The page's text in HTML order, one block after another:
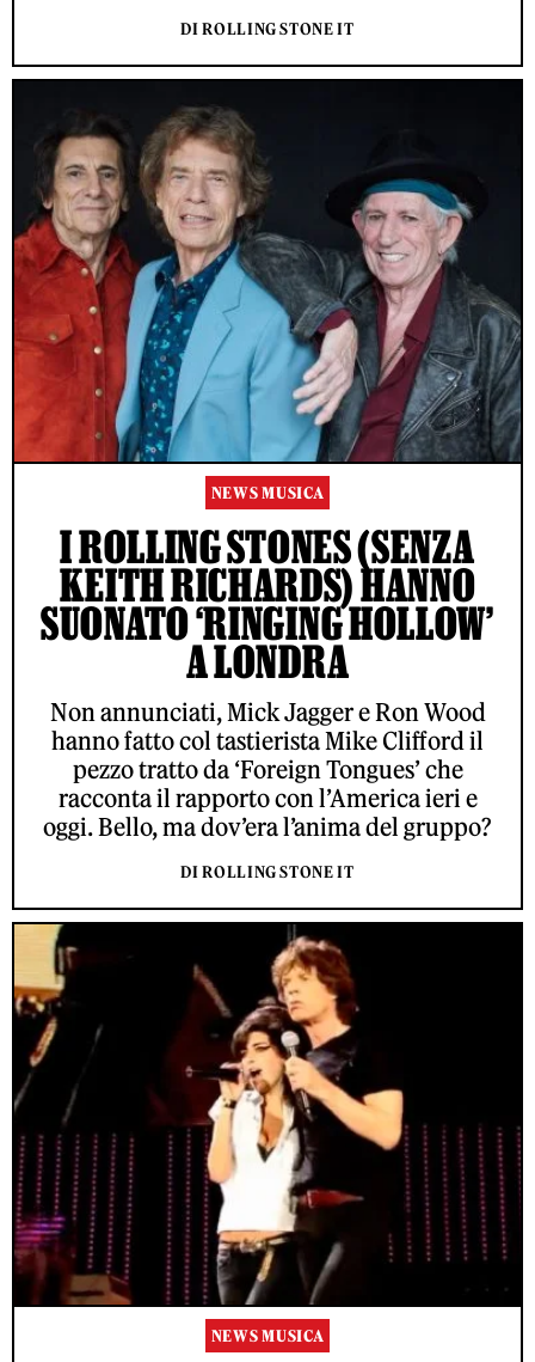
DI ROLLING STONE IT
NEWS MUSICA
I ROLLING STONES (SENZA
KEITH RICHARDS) HANNO
SUONATO ‘RINGING HOLLOW’
A LONDRA
Non annunciati, Mick Jagger e Ron Wood
hanno fatto col tastierista Mike Clifford il
pezzo tratto da ‘Foreign Tongues’ che
racconta il rapporto con l’America ieri e
oggi. Bello, ma dov’era l’anima del gruppo?
DI ROLLING STONE IT
NEWS MUSICA